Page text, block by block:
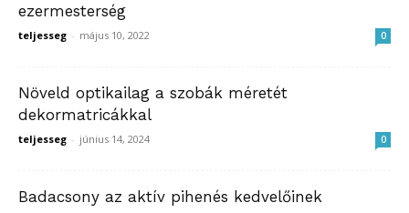
ezermesterség
teljesseg - május 10, 2022 0
Növeld optikailag a szobák méretét
dekormatricákkal
teljesseg - június 14, 2024 0
Badacsony az aktív pihenés kedvelőinek